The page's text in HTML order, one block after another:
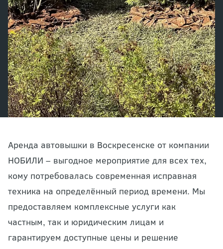
Аренда автовышки в Воскресенске от компании
НОБИЛИ – выгодное мероприятие для всех тех,
кому потребовалась современная исправная
техника на определённый период времени. Мы
предоставляем комплексные услуги как
частным, так и юридическим лицам и
гарантируем доступные цены и решение